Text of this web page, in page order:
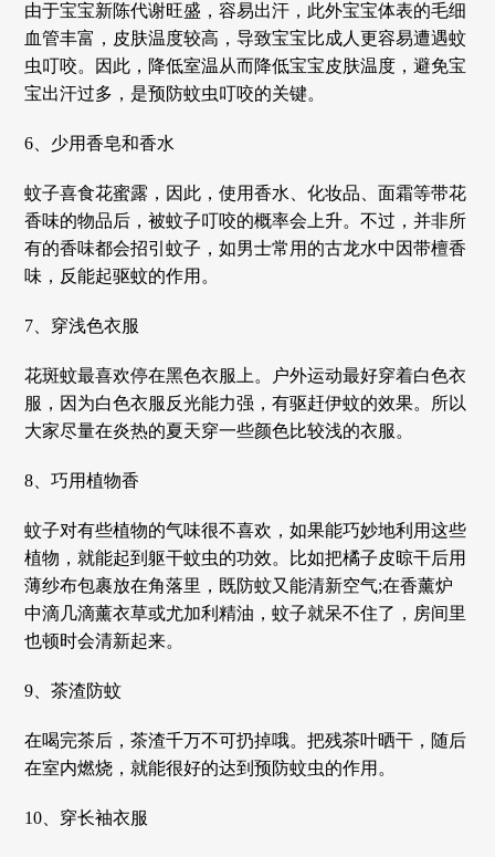
由于宝宝新陈代谢旺盛，容易出汗，此外宝宝体表的毛细
血管丰富，皮肤温度较高，导致宝宝比成人更容易遭遇蚊
虫叮咬。因此，降低室温从而降低宝宝皮肤温度，避免宝
宝出汗过多，是预防蚊虫叮咬的关键。
6、少用香皂和香水
蚊子喜食花蜜露，因此，使用香水、化妆品、面霜等带花
香味的物品后，被蚊子叮咬的概率会上升。不过，并非所
有的香味都会招引蚊子，如男士常用的古龙水中因带檀香
味，反能起驱蚊的作用。
7、穿浅色衣服
花斑蚊最喜欢停在黑色衣服上。户外运动最好穿着白色衣
服，因为白色衣服反光能力强，有驱赶伊蚊的效果。所以
大家尽量在炎热的夏天穿一些颜色比较浅的衣服。
8、巧用植物香
蚊子对有些植物的气味很不喜欢，如果能巧妙地利用这些
植物，就能起到躯干蚊虫的功效。比如把橘子皮晾干后用
薄纱布包裹放在角落里，既防蚊又能清新空气;在香薰炉
中滴几滴薰衣草或尤加利精油，蚊子就呆不住了，房间里
也顿时会清新起来。
9、茶渣防蚊
在喝完茶后，茶渣千万不可扔掉哦。把残茶叶晒干，随后
在室内燃烧，就能很好的达到预防蚊虫的作用。
10、穿长袖衣服